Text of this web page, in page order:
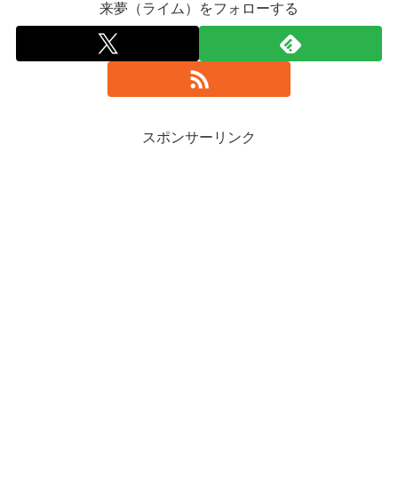
来夢（ライム）をフォローする
スポンサーリンク